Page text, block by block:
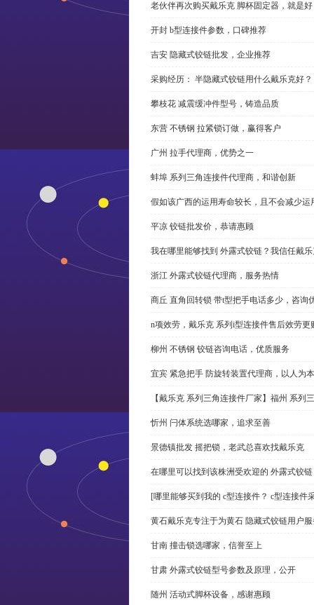
老伙伴再次购买戴乐克 脚杯固定器，就是
开封 b型连接件参数，口碑推荐
吉安 隐藏式铰链批发，企业推荐
采购经历： 半隐藏式铰链用什么戴乐克好？
攀枝花 减震缓冲件型号，铸造品质
东营 不锈钢 拉紧锁订做，赢得客户
广州 拉手代理商，优势之一
蚌埠 系列三角连接件代理商，和谐创新
假如该广西的运用寿命较长，且不会减少
平凉 铰链批发价，恭请惠顾
我在哪里能够找到 外露式铰链？我信任戴
浙江 外露式铰链代理商，服务热情
商丘 直角回转锁 带t型把手电话多少，咨询
n项效劳，戴乐克 系列i型连接件售后效劳更
柳州 不锈钢 铰链咨询电话，优质服务
宜宾 紧急把手 防旋转装置代理商，以人为本
【戴乐克 系列三角连接件厂家】福州 系列
忻州 闩体系统选哪家，追求至善
景德镇批发 摇把锁，老武总喜欢找戴乐克
在哪里可以找到该株洲受欢迎的 外露式铰
[哪里能够买到我的 c型连接件？ c型连接件
黄石戴乐克专注于为黄石 隐藏式铰链用户
甘南 撞击锁选哪家，信誉至上
甘肃 外露式铰链型号参数及原理，公开
随州 活动式脚杯设备，感谢惠顾